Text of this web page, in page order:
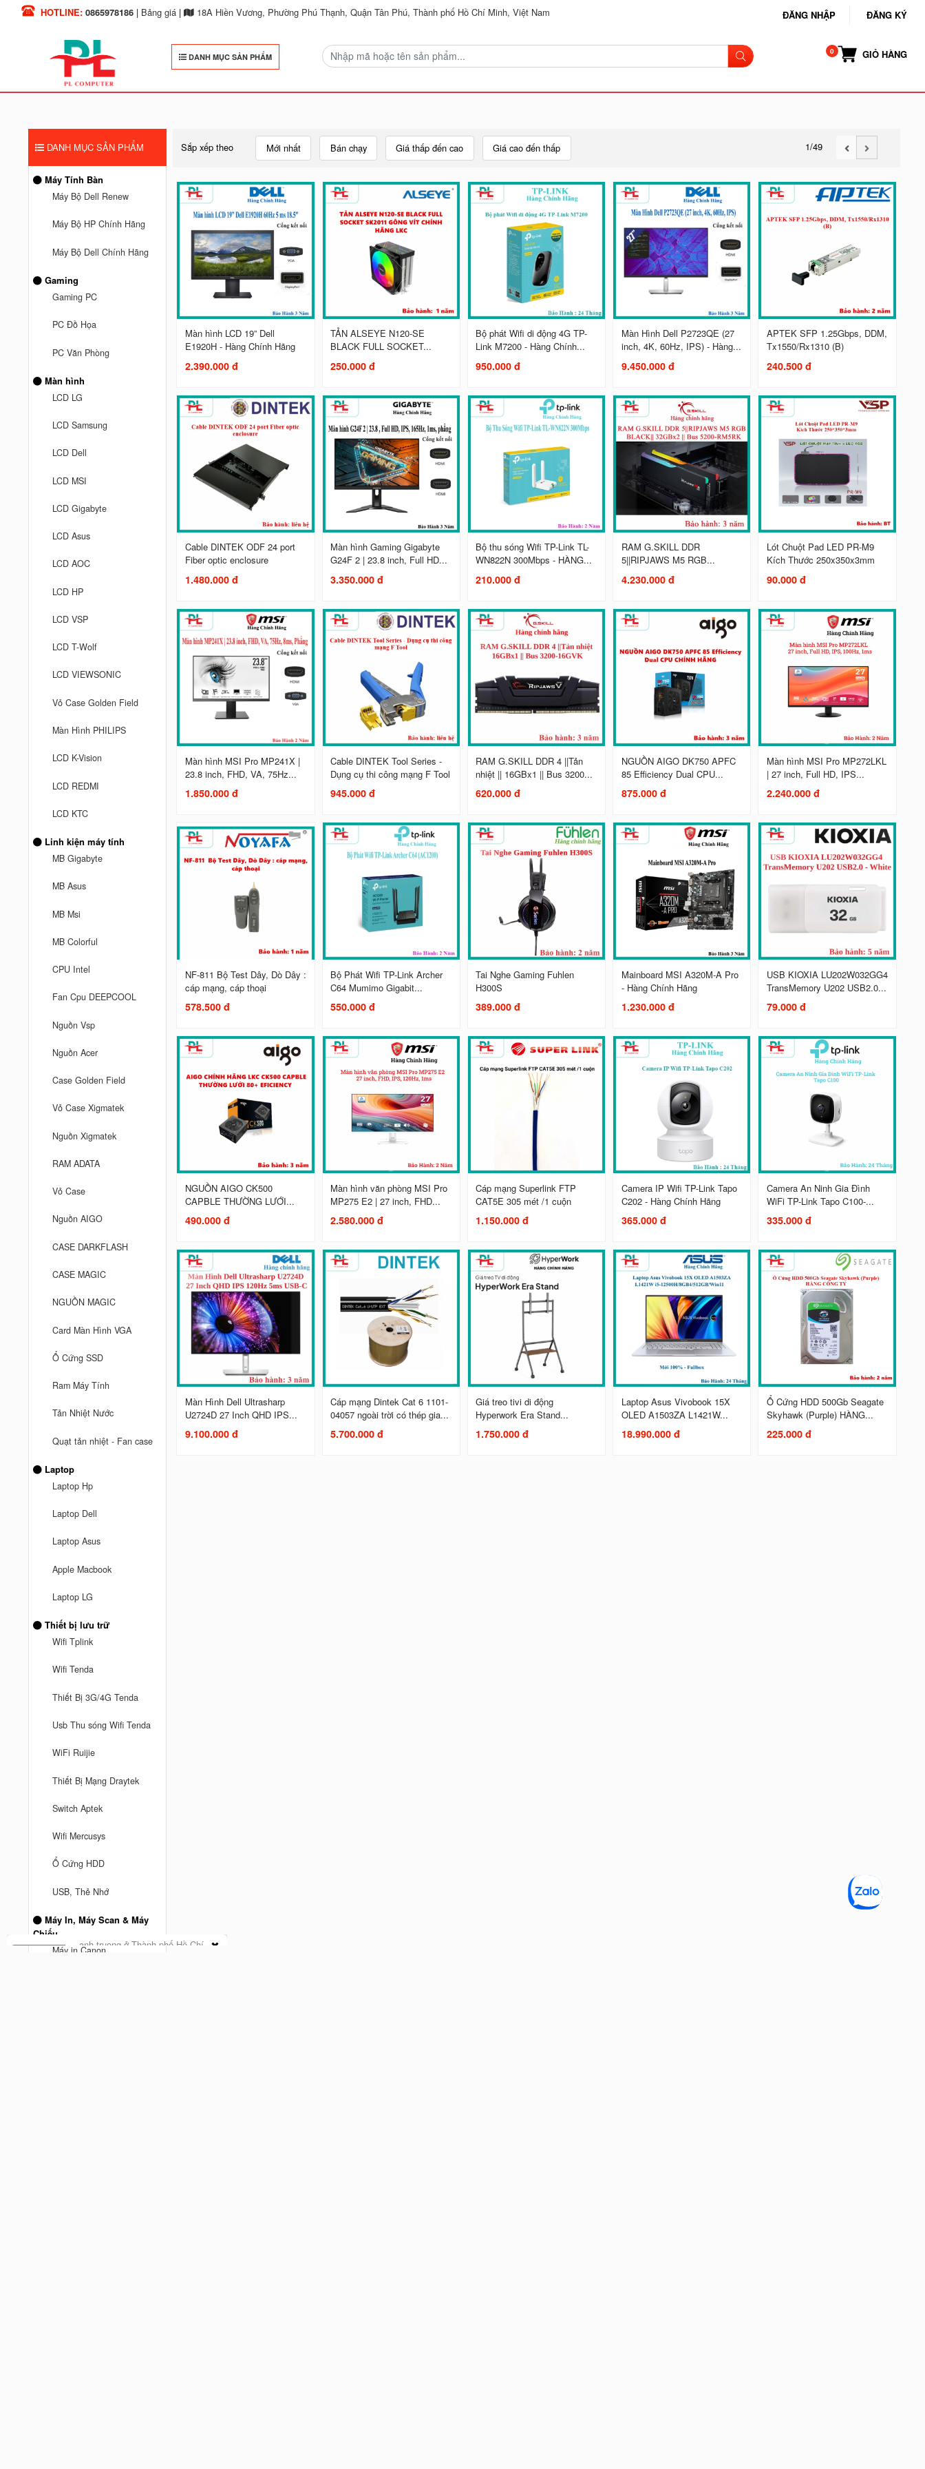
HOTLINE: 0865978186| Bảng giá| 18A Hiền Vương, Phường Phú Thạnh, Quận Tân Phú, Thành phố Hồ Chí Minh, Việt Nam ĐĂNG NHẬP ĐĂNG KÝ
DANH MỤC SẢN PHẨM GIỎ HÀNG
Minh
vừa mua
Mesh Wifi TPLink DECO M5 3
hãng
DANH MỤC SẢN PHẨM
Máy Tính Bàn
Máy Bộ Dell Renew
Máy Bộ HP Chính Hãng
Máy Bộ Dell Chính Hãng
Gaming
Gaming PC
PC Đồ Họa
PC Văn Phòng
Màn hình
LCD LG
LCD Samsung
LCD Dell
LCD MSI
LCD Gigabyte
LCD Asus
LCD AOC
LCD HP
LCD VSP
LCD T-Wolf
LCD VIEWSONIC
Vỏ Case Golden Field
Màn Hình PHILIPS
LCD K-Vision
LCD REDMI
LCD KTC
Linh kiện máy tính
MB Gigabyte
MB Asus
MB Msi
MB Colorful
CPU Intel
Fan Cpu DEEPCOOL
Nguồn Vsp
Nguồn Acer
Case Golden Field
Vỏ Case Xigmatek
Nguồn Xigmatek
RAM ADATA
Vỏ Case
Nguồn AIGO
CASE DARKFLASH
CASE MAGIC
NGUỒN MAGIC
Card Màn Hình VGA
Ổ Cứng SSD
Ram Máy Tính
Tản Nhiệt Nước
Quạt tản nhiệt - Fan case
Laptop
Laptop Hp
Laptop Dell
Laptop Asus
Apple Macbook
Laptop LG
Thiết bị lưu trữ
Wifi Tplink
Wifi Tenda
Thiết Bị 3G/4G Tenda
Usb Thu sóng Wifi Tenda
WiFi Ruijie
Thiết Bị Mạng Draytek
Switch Aptek
Wifi Mercusys
Ổ Cứng HDD
USB, Thẻ Nhớ
Máy In, Máy Scan & Máy
Chiếu
Máy in Canon
Sắp xếp theo Mới nhất Bán chạy Giá thấp đến cao Giá cao đến thấp 1/49
Màn hình LCD 19” Dell
E1920H - Hàng Chính Hãng
2.390.000 đ
TẢN ALSEYE N120-SE
BLACK FULL SOCKET...
250.000 đ
Bộ phát Wifi di động 4G TP-
Link M7200 - Hàng Chính...
950.000 đ
Màn Hình Dell P2723QE (27
inch, 4K, 60Hz, IPS) - Hàng...
9.450.000 đ
APTEK SFP 1.25Gbps, DDM,
Tx1550/Rx1310 (B)
240.500 đ
Cable DINTEK ODF 24 port
Fiber optic enclosure
1.480.000 đ
Màn hình Gaming Gigabyte
G24F 2 | 23.8 inch, Full HD...
3.350.000 đ
Bộ thu sóng Wifi TP-Link TL-
WN822N 300Mbps - HÀNG...
210.000 đ
RAM G.SKILL DDR
5||RIPJAWS M5 RGB...
4.230.000 đ
Lót Chuột Pad LED PR-M9
Kích Thước 250x350x3mm
90.000 đ
Màn hình MSI Pro MP241X |
23.8 inch, FHD, VA, 75Hz...
1.850.000 đ
Cable DINTEK Tool Series -
Dụng cụ thi công mạng F Tool
945.000 đ
RAM G.SKILL DDR 4 ||Tản
nhiệt || 16GBx1 || Bus 3200...
620.000 đ
NGUỒN AIGO DK750 APFC
85 Efficiency Dual CPU...
875.000 đ
Màn hình MSI Pro MP272LKL
| 27 inch, Full HD, IPS...
2.240.000 đ
NF-811 Bộ Test Dây, Dò Dây :
cáp mạng, cáp thoại
578.500 đ
Bộ Phát Wifi TP-Link Archer
C64 Mumimo Gigabit...
550.000 đ
Tai Nghe Gaming Fuhlen
H300S
389.000 đ
Mainboard MSI A320M-A Pro
- Hàng Chính Hãng
1.230.000 đ
USB KIOXIA LU202W032GG4
TransMemory U202 USB2.0...
79.000 đ
NGUỒN AIGO CK500
CAPBLE THƯỜNG LƯỚI...
490.000 đ
Màn hình văn phòng MSI Pro
MP275 E2 | 27 inch, FHD...
2.580.000 đ
Cáp mạng Superlink FTP
CAT5E 305 mét /1 cuộn
1.150.000 đ
Camera IP Wifi TP-Link Tapo
C202 - Hàng Chính Hãng
365.000 đ
Camera An Ninh Gia Đình
WiFi TP-Link Tapo C100-...
335.000 đ
Màn Hình Dell Ultrasharp
U2724D 27 Inch QHD IPS...
9.100.000 đ
Cáp mạng Dintek Cat 6 1101-
04057 ngoài trời có thép gia...
5.700.000 đ
Giá treo tivi di động
Hyperwork Era Stand...
1.750.000 đ
Laptop Asus Vivobook 15X
OLED A1503ZA L1421W...
18.990.000 đ
Ổ Cứng HDD 500Gb Seagate
Skyhawk (Purple) HÀNG...
225.000 đ